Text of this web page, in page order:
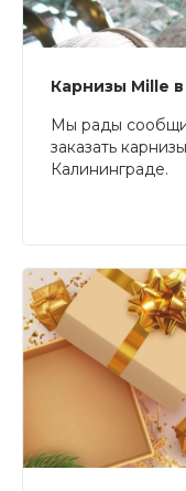
Карнизы Mille
Мы рады
заказать
Калининграде.